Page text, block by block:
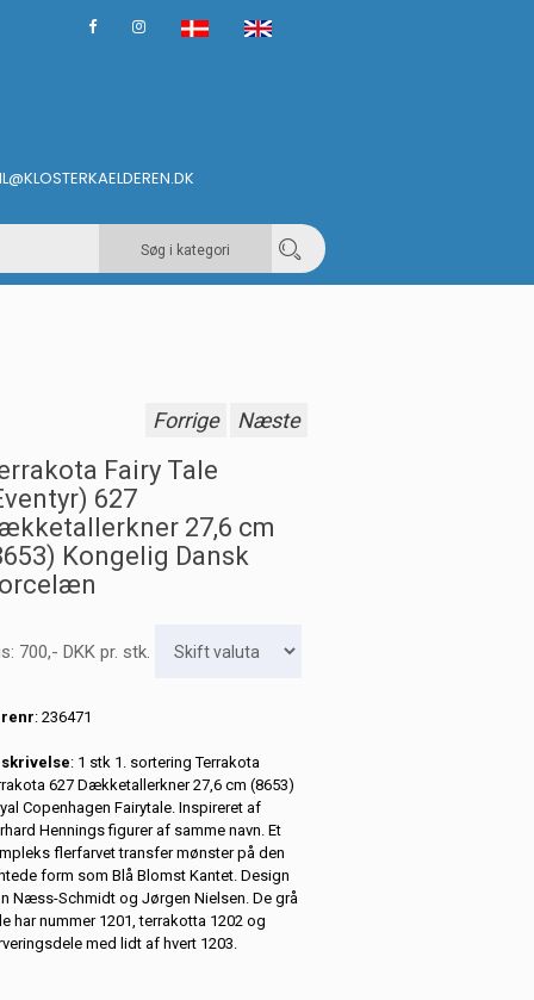
Søg i kategori
Forrige Næste
Fairy Tale
627
27,6 cm
Kongelig Dansk
700,- DKKpr. stk.
: 236471
: 1 stk 1. sortering Terrakota
627 Dækketallerkner 27,6 cm (8653)
Copenhagen Fairytale. Inspireret af
Hennings figurer af samme navn. Et
flerfarvet transfer mønster på den
form som Blå Blomst Kantet. Design
Næss-Schmidt og Jørgen Nielsen. De grå
har nummer 1201, terrakotta 1202 og
med lidt af hvert 1203.